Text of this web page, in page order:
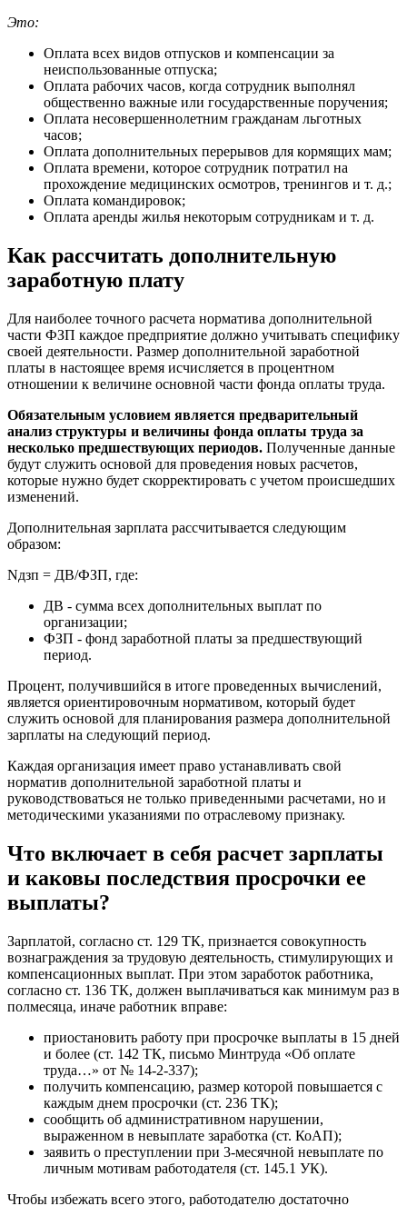
Это:
Оплата всех видов отпусков и компенсации за
неиспользованные отпуска;
Оплата рабочих часов, когда сотрудник выполнял
общественно важные или государственные поручения;
Оплата несовершеннолетним гражданам льготных
часов;
Оплата дополнительных перерывов для кормящих мам;
Оплата времени, которое сотрудник потратил на
прохождение медицинских осмотров, тренингов и т. д.;
Оплата командировок;
Оплата аренды жилья некоторым сотрудникам и т. д.
Как рассчитать дополнительную
заработную плату
Для наиболее точного расчета норматива дополнительной
части ФЗП каждое предприятие должно учитывать специфику
своей деятельности. Размер дополнительной заработной
платы в настоящее время исчисляется в процентном
отношении к величине основной части фонда оплаты труда.
Обязательным условием является предварительный
анализ структуры и величины фонда оплаты труда за
несколько предшествующих периодов. Полученные данные
будут служить основой для проведения новых расчетов,
которые нужно будет скорректировать с учетом происшедших
изменений.
Дополнительная зарплата рассчитывается следующим
образом:
Nдзп = ДВ/ФЗП, где:
ДВ - сумма всех дополнительных выплат по
организации;
ФЗП - фонд заработной платы за предшествующий
период.
Процент, получившийся в итоге проведенных вычислений,
является ориентировочным нормативом, который будет
служить основой для планирования размера дополнительной
зарплаты на следующий период.
Каждая организация имеет право устанавливать свой
норматив дополнительной заработной платы и
руководствоваться не только приведенными расчетами, но и
методическими указаниями по отраслевому признаку.
Что включает в себя расчет зарплаты
и каковы последствия просрочки ее
выплаты?
Зарплатой, согласно ст. 129 ТК, признается совокупность
вознаграждения за трудовую деятельность, стимулирующих и
компенсационных выплат. При этом заработок работника,
согласно ст. 136 ТК, должен выплачиваться как минимум раз в
полмесяца, иначе работник вправе:
приостановить работу при просрочке выплаты в 15 дней
и более (ст. 142 ТК, письмо Минтруда «Об оплате
труда…» от № 14-2-337);
получить компенсацию, размер которой повышается с
каждым днем просрочки (ст. 236 ТК);
сообщить об административном нарушении,
выраженном в невыплате заработка (ст. КоАП);
заявить о преступлении при 3-месячной невыплате по
личным мотивам работодателя (ст. 145.1 УК).
Чтобы избежать всего этого, работодателю достаточно